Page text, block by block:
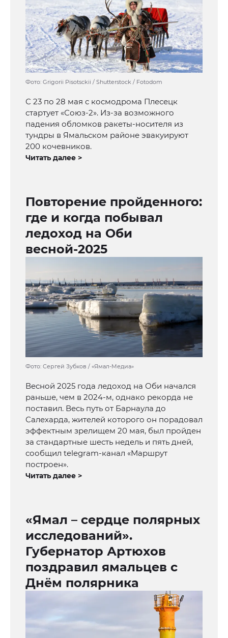
Фото: Grigorii Pisotsckii / Shutterstock / Fotodom
С 23 по 28 мая с космодрома Плесецк
стартует «Союз-2». Из-за возможного
падения обломков ракеты-носителя из
тундры в Ямальском районе эвакуируют
200 кочевников.
Читать далее >
Повторение пройденного:
где и когда побывал
ледоход на Оби
весной-2025
Фото: Сергей Зубков / «Ямал-Медиа»
Весной 2025 года ледоход на Оби начался
раньше, чем в 2024-м, однако рекорда не
поставил. Весь путь от Барнаула до
Салехарда, жителей которого он порадовал
эффектным зрелищем 20 мая, был пройден
за стандартные шесть недель и пять дней,
сообщил telegram-канал «Маршрут
построен».
Читать далее >
«Ямал – сердце полярных
исследований».
Губернатор Артюхов
поздравил ямальцев с
Днём полярника